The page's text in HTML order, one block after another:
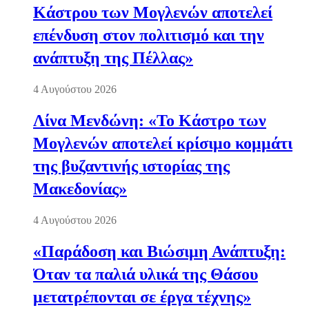
Κάστρου των Μογλενών αποτελεί
επένδυση στον πολιτισμό και την
ανάπτυξη της Πέλλας»
4 Αυγούστου 2026
Λίνα Μενδώνη: «Το Κάστρο των
Μογλενών αποτελεί κρίσιμο κομμάτι
της βυζαντινής ιστορίας της
Μακεδονίας»
4 Αυγούστου 2026
«Παράδοση και Βιώσιμη Ανάπτυξη:
Όταν τα παλιά υλικά της Θάσου
μετατρέπονται σε έργα τέχνης»